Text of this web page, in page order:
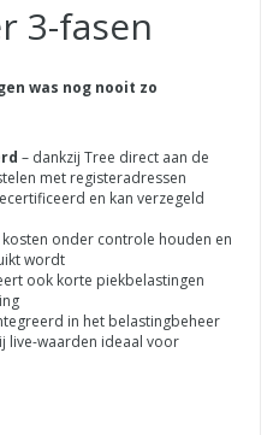
3-fasen
was nog nooit zo
– dankzij Tree direct aan de
met registeradressen
en kan verzegeld
kosten onder controle houden en
wordt
ook korte piekbelastingen
in het belastingbeheer
live-waarden ideaal voor